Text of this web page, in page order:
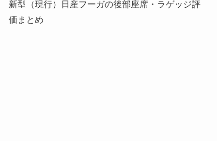
新型（現行）日産フーガの後部座席・ラゲッジ評
価まとめ